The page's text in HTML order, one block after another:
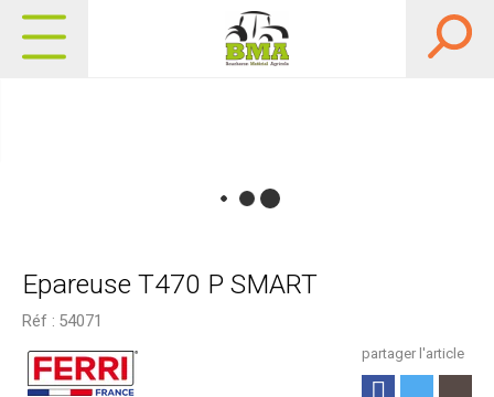
Epareuse T470 P SMART
Réf : 54071
partager l'article